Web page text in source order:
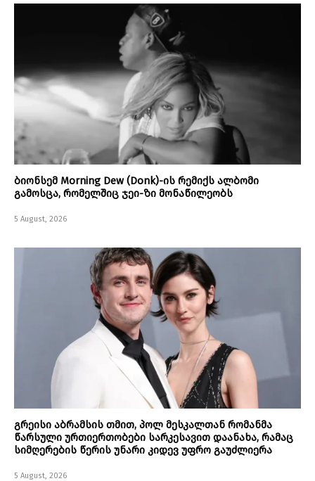
ბიონსემ Morning Dew (Donk)-ის რემიქს ალბომი
გამოსცა, რომელშიც ჯეი-ზი მონაწილეობს
5 August, 2026
გრეისი აბრამსის თმით, პოლ მესკალთან რომანმა
წარსული ურთიერთობები სარკესავით დაანახა, რამაც
სიმღერების წერის უნარი კიდევ უფრო გაუძლიერა
5 August, 2026